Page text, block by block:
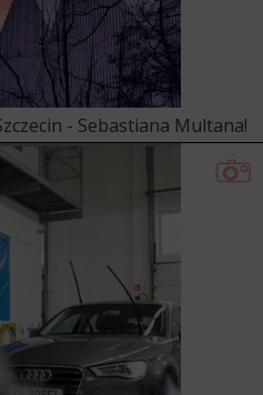
- Sebastiana Multana!